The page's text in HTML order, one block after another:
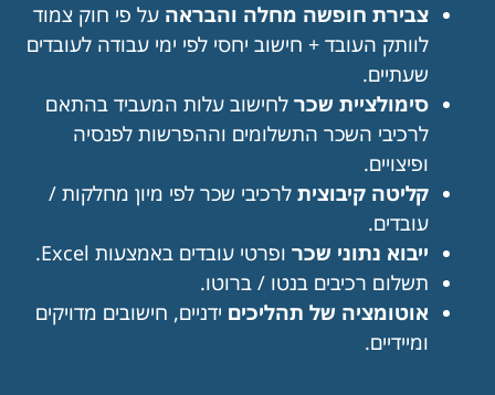
צבירת חופשה מחלה והבראה על פי חוק צמוד
לוותק העובד + חישוב יחסי לפי ימי עבודה לעובדים
שעתיים.
סימולציית שכר לחישוב עלות המעביד בהתאם
לרכיבי השכר התשלומים וההפרשות לפנסיה
ופיצויים.
קליטה קיבוצית לרכיבי שכר לפי מיון מחלקות /
עובדים.
ייבוא נתוני שכר ופרטי עובדים באמצעות Excel.
תשלום רכיבים בנטו / ברוטו.
אוטומציה של תהליכים ידניים, חישובים מדויקים
ומיידיים.